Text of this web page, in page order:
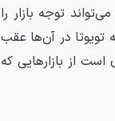
توجه بازار را
تویوتا در آن‌ها عقب
از بازارهایی که